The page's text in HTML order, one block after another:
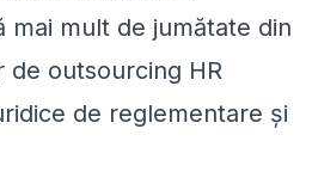
mai mult de jumătate din
outsourcing HR
de reglementare și